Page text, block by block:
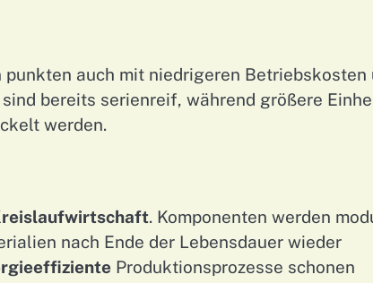
auch mit niedrigeren Betriebskosten
bereits serienreif, während größere
werden.
. Komponenten werden
nach Ende der Lebensdauer wieder
Produktionsprozesse schonen